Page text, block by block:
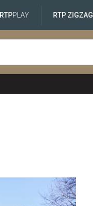
RTPPLAY RTP ZIGZAG